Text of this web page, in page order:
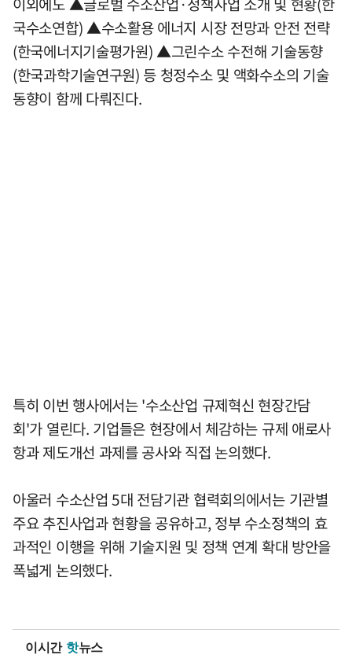
국수소연합) ▲수소활용 에너지 시장 전망과 안전 전략
(한국에너지기술평가원) ▲그린수소 수전해 기술동향
(한국과학기술연구원) 등 청정수소 및 액화수소의 기술
동향이 함께 다뤄진다.
특히 이번 행사에서는 '수소산업 규제혁신 현장간담
회'가 열린다. 기업들은 현장에서 체감하는 규제 애로사
항과 제도개선 과제를 공사와 직접 논의했다.
아울러 수소산업 5대 전담기관 협력회의에서는 기관별
주요 추진사업과 현황을 공유하고, 정부 수소정책의 효
과적인 이행을 위해 기술지원 및 정책 연계 확대 방안을
폭넓게 논의했다.
이시간 핫뉴스